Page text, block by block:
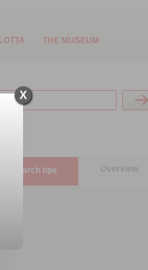
THE MUSEUM
Search tips Overview
X